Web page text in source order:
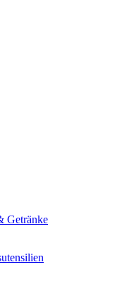
Getränke